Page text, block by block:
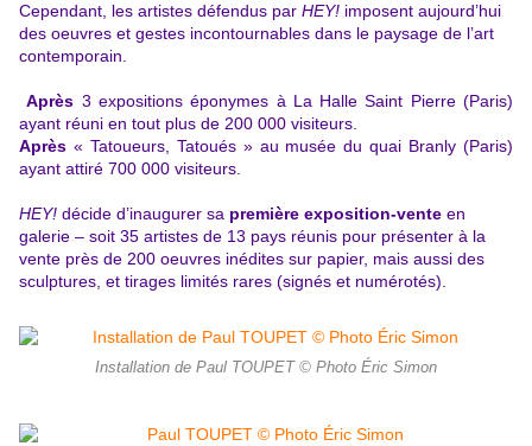
Cependant, les artistes défendus par HEY! imposent aujourd’hui
des oeuvres et gestes incontournables dans le paysage de l’art
contemporain.
Après 3 expositions éponymes à La Halle Saint Pierre (Paris)
ayant réuni en tout plus de 200 000 visiteurs.
Après « Tatoueurs, Tatoués » au musée du quai Branly (Paris)
ayant attiré 700 000 visiteurs.
HEY! décide d’inaugurer sa première exposition-vente en
galerie – soit 35 artistes de 13 pays réunis pour présenter à la
vente près de 200 oeuvres inédites sur papier, mais aussi des
sculptures, et tirages limités rares (signés et numérotés).
Installation de Paul TOUPET © Photo Éric Simon